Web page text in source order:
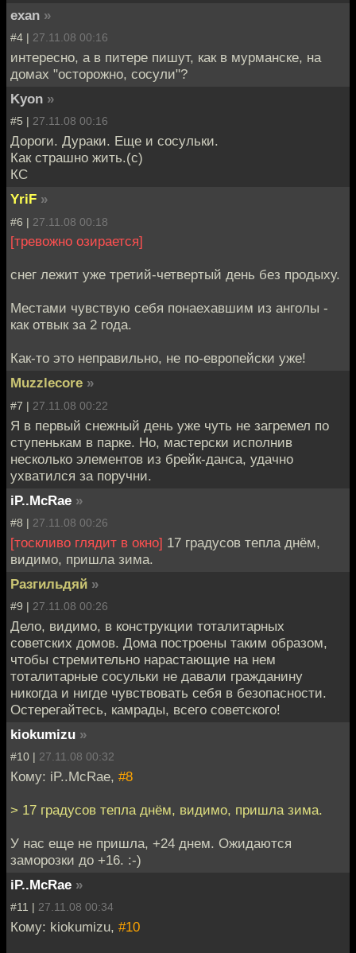
exan »
#4 | 27.11.08 00:16
интересно, а в питере пишут, как в мурманске, на
домах "осторожно, сосули"?
Kyon »
#5 | 27.11.08 00:16
Дороги. Дураки. Еще и сосульки.
Как страшно жить.(с)
КС
YriF »
#6 | 27.11.08 00:18
[тревожно озирается]
снег лежит уже третий-четвертый день без продыху.
Местами чувствую себя понаехавшим из анголы -
как отвык за 2 года.
Как-то это неправильно, не по-европейски уже!
Muzzlecore »
#7 | 27.11.08 00:22
Я в первый снежный день уже чуть не загремел по
ступенькам в парке. Но, мастерски исполнив
несколько элементов из брейк-данса, удачно
ухватился за поручни.
iP..McRae »
#8 | 27.11.08 00:26
[тоскливо глядит в окно] 17 градусов тепла днём,
видимо, пришла зима.
Разгильдяй »
#9 | 27.11.08 00:26
Дело, видимо, в конструкции тоталитарных
советских домов. Дома построены таким образом,
чтобы стремительно нарастающие на нем
тоталитарные сосульки не давали гражданину
никогда и нигде чувствовать себя в безопасности.
Остерегайтесь, камрады, всего советского!
kiokumizu »
#10 | 27.11.08 00:32
Кому: iP..McRae, #8
> 17 градусов тепла днём, видимо, пришла зима.
У нас еще не пришла, +24 днем. Ожидаются
заморозки до +16. :-)
iP..McRae »
#11 | 27.11.08 00:34
Кому: kiokumizu, #10